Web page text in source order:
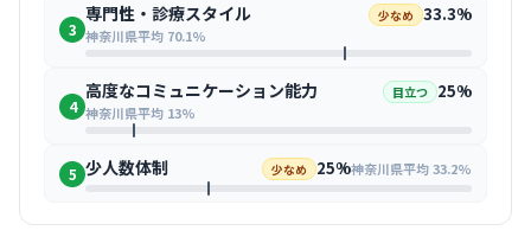
3
専門性・診療スタイル 少なめ 33.3%
神奈川県平均 70.1%
4
高度なコミュニケーション能力 目立つ 25%
神奈川県平均 13%
5 少人数体制 少なめ 25%神奈川県平均 33.2%